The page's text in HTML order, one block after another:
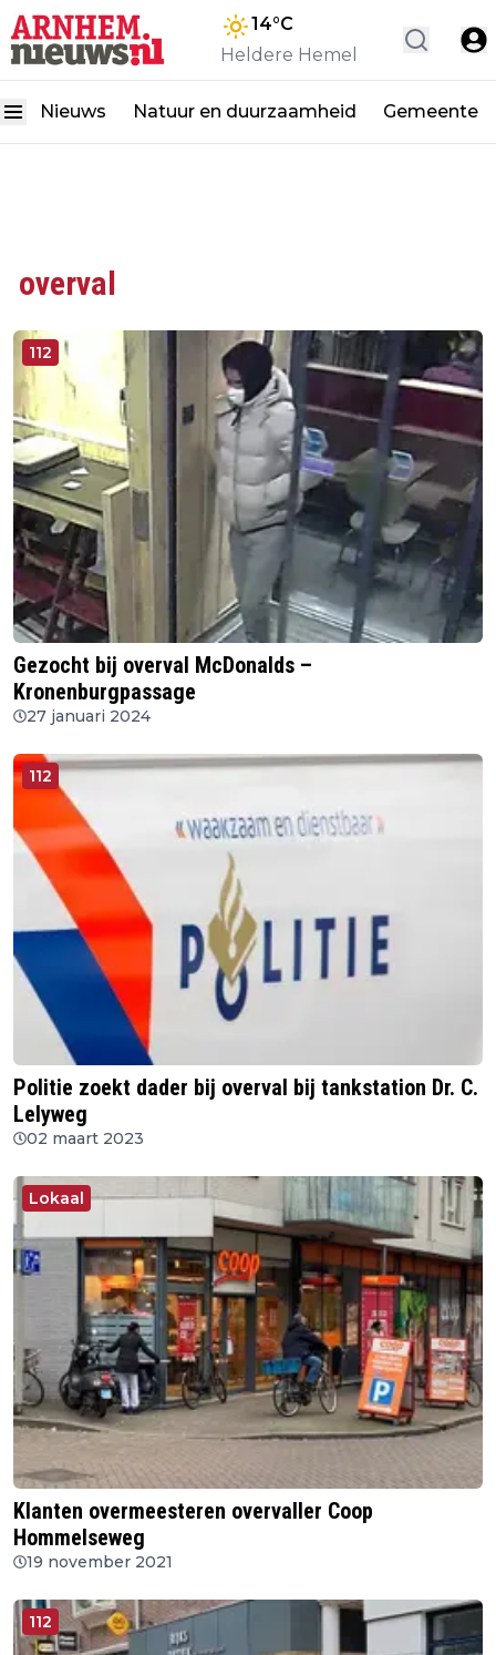
14°C
Heldere Hemel
Nieuws Natuur en duurzaamheid Gemeente
overval
112
Gezocht bij overval McDonalds –
Kronenburgpassage
27 januari 2024
112
Politie zoekt dader bij overval bij tankstation Dr. C.
Lelyweg
02 maart 2023
Lokaal
Klanten overmeesteren overvaller Coop
Hommelseweg
19 november 2021
112